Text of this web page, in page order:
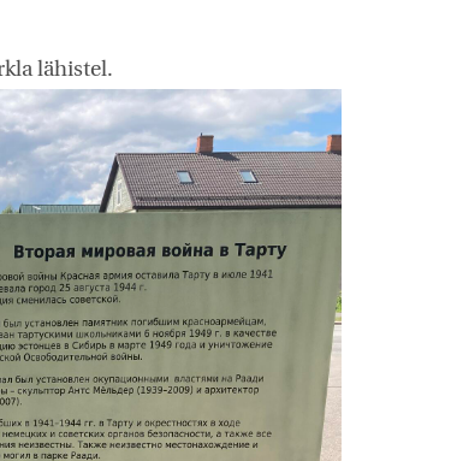
lähistel.